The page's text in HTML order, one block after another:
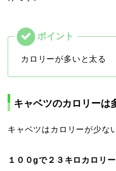
カロリーが多いと太る
キャベツのカロリーは
キャベツはカロリーが少な
１００gで２３キロカロリー